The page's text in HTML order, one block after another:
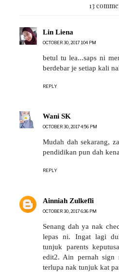
13
Lin Liena
OCTOBER 30, 2017 1:04 PM
betul tu lea...saps ni
berdebar je setiap kali
REPLY
Wani SK
OCTOBER 30, 2017 4:56 PM
Mudah dah sekarang,
pendidikan pun dah
REPLY
Ainniah Zulkefli
OCTOBER 30, 2017 6:36 PM
Senang dah ya nak
lepas ni. Ingat lagi
tunjuk parents
edit2. Ain pernah sign
terlupa nak tunjuk kat